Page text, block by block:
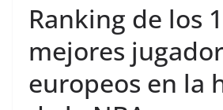
Ranking de los
mejores
europeos en la